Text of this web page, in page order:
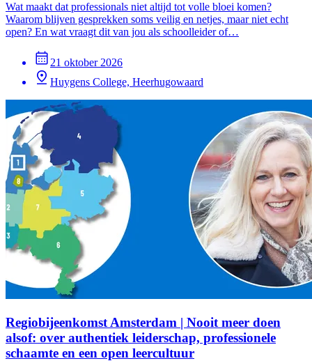
Wat maakt dat professionals niet altijd tot volle bloei komen?
Waarom blijven gesprekken soms veilig en netjes, maar niet echt
open? En wat vraagt dit van jou als schoolleider of…
21 oktober 2026
Huygens College, Heerhugowaard
Regiobijeenkomst Amsterdam | Nooit meer doen
alsof: over authentiek leiderschap, professionele
schaamte en een open leercultuur